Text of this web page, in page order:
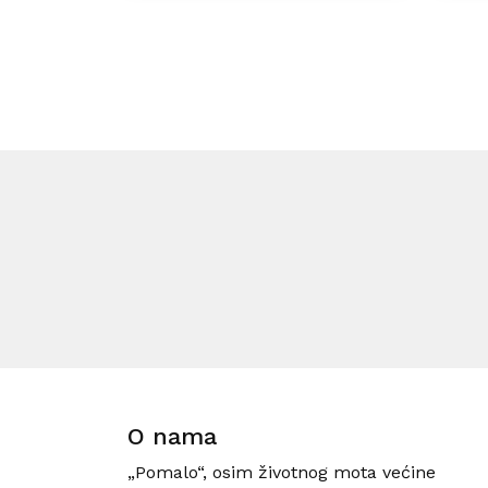
O nama
„Pomalo“, osim životnog mota većine